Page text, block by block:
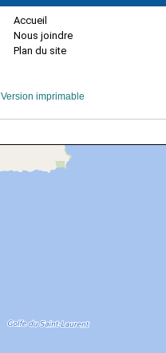
Accueil
Nous joindre
Plan du site
Version imprimable